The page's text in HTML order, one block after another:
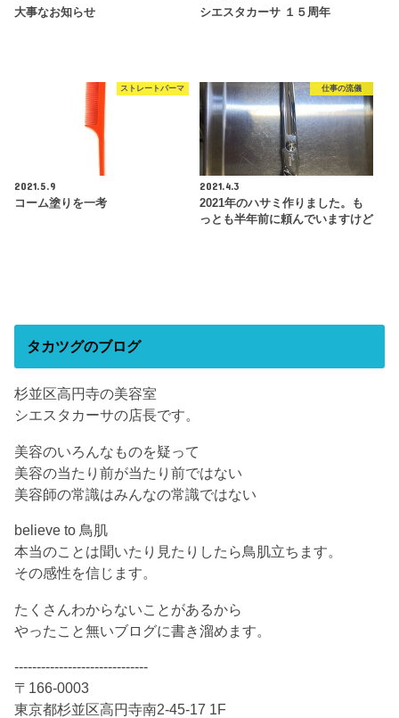
大事なお知らせ
シエスタカーサ １５周年
ストレートパーマ
2021.5.9
コーム塗りを一考
仕事の流儀
2021.4.3
2021年のハサミ作りました。も
っとも半年前に頼んでいますけど
タカツグのブログ
杉並区高円寺の美容室
シエスタカーサの店長です。
美容のいろんなものを疑って
美容の当たり前が当たり前ではない
美容師の常識はみんなの常識ではない
believe to 鳥肌
本当のことは聞いたり見たりしたら鳥肌立ちます。
その感性を信じます。
たくさんわからないことがあるから
やったこと無いブログに書き溜めます。
------------------------------
〒166-0003
東京都杉並区高円寺南2-45-17 1F